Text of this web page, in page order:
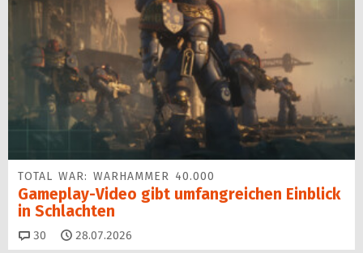
TOTAL WAR: WARHAMMER 40.000
Gameplay-Video gibt umfangreichen Einblick
in Schlachten
30 Kommentare
28.07.2026